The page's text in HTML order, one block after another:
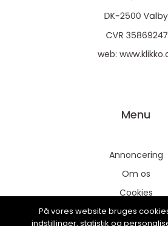
web:
Menu
Annoncering
Om os
Cookies
Kontakt os
På vores website bruges
indstillinger, statistik og